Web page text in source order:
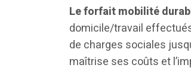
Le forfait mobilité
domicile/travail
de charges sociales
maîtrise ses coûts et